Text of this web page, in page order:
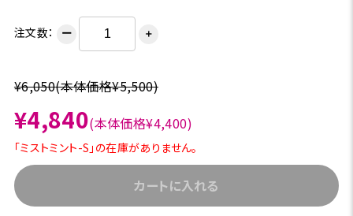
注文数： ー ＋
¥6,050(本体価格¥5,500)
¥4,840(本体価格¥4,400)
「ミストミント-S」の在庫がありません。
カートに入れる